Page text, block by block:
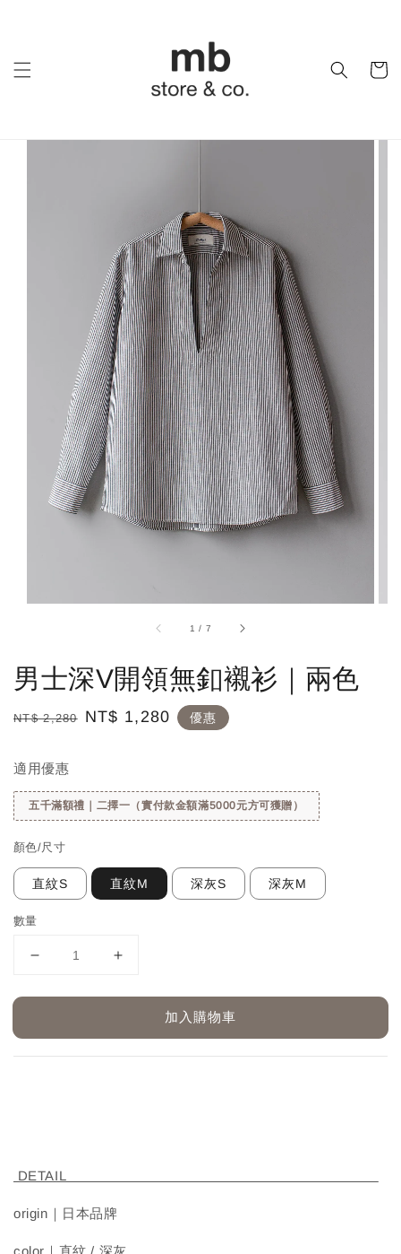
1 / 7
男士深V開領無釦襯衫｜兩色
Regular
NT$ 2,280
Sale
NT$ 1,280 優惠
適用優惠
五千滿額禮｜二擇一（實付款金額滿5000元方可獲贈）
顏色/尺寸
直紋S 直紋M 深灰S 深灰M
數量
加入購物車
DETAIL
origin｜日本品牌